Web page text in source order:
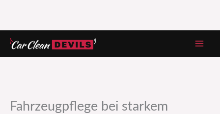
Zum
Inhalt
Fahrzeugpflege bei starkem